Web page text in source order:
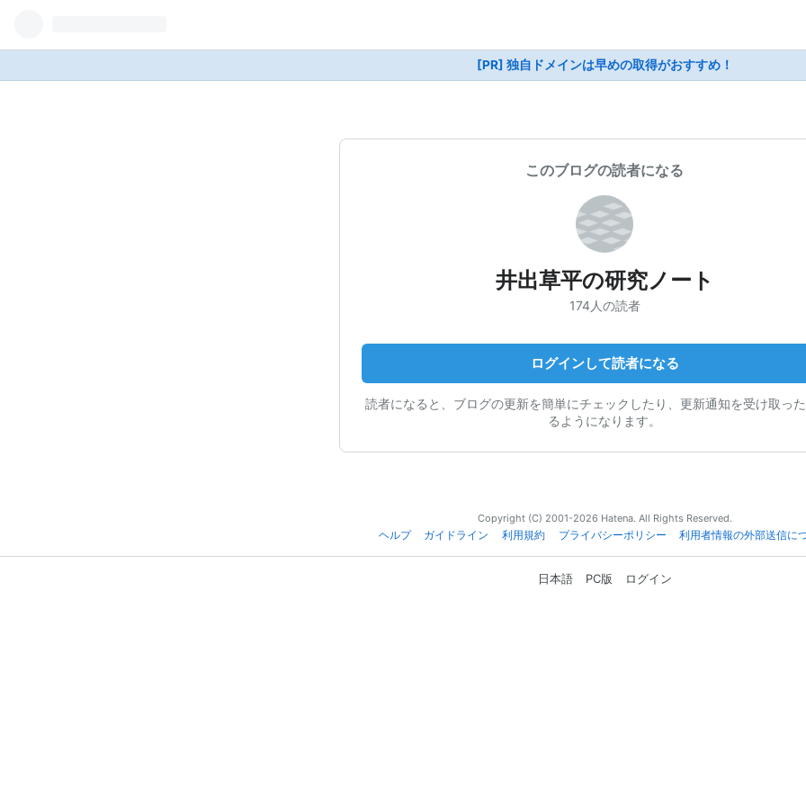
[PR] 独自ドメインは早めの取得がおすすめ！
このブログの読者になる
井出草平の研究ノート
174人の読者
ログインして読者になる
読者になると、ブログの更新を簡単にチェックしたり、更新通知を受け取っ
るようになります。
Copyright (C) 2001-2026 Hatena. All Rights Reserved.
ヘルプ
ガイドライン 利用規約 プライバシーポリシー 利用者情報の外部送信に
日本語 PC版 ログイン